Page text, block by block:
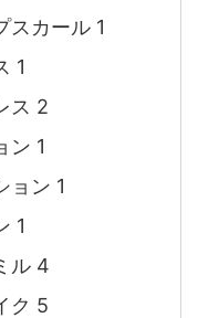
スカール 1
1
ス 2
ン 1
ョン 1
1
ル 4
ク 5